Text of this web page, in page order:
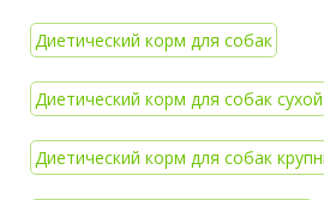
привыкла к новой еде,
но вот спустя 4
месяца она кушает его
с удовольствием,
никаких гастро
симптомов больше не
Диетический корм для собак
Диетический корм для собак сухой
Диетический корм для собак